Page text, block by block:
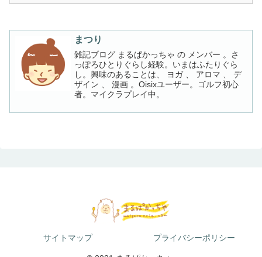
まつり
雑記ブログ まるぱかっちゃ の メンバー 。さ
っぽろひとりぐらし経験。いまはふたりぐら
し。興味のあることは、 ヨガ 、 アロマ 、 デ
ザイン 、 漫画 。Oisixユーザー。ゴルフ初心
者。マイクラプレイ中。
サイトマップ プライバシーポリシー